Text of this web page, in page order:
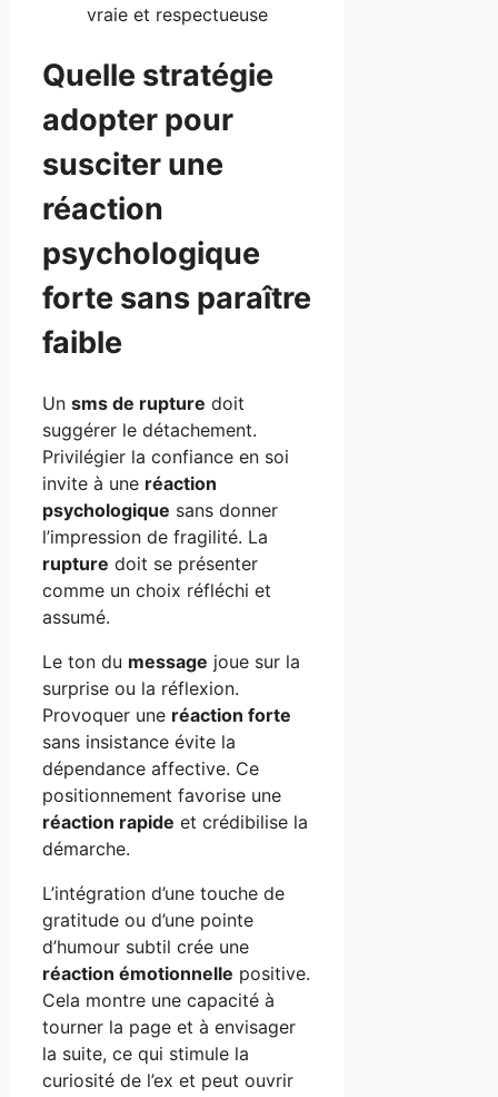
vraie et respectueuse
Quelle stratégie
adopter pour
susciter une
réaction
psychologique
forte sans paraître
faible
Un sms de rupture doit
suggérer le détachement.
Privilégier la confiance en soi
invite à une réaction
psychologique sans donner
l’impression de fragilité. La
rupture doit se présenter
comme un choix réfléchi et
assumé.
Le ton du message joue sur la
surprise ou la réflexion.
Provoquer une réaction forte
sans insistance évite la
dépendance affective. Ce
positionnement favorise une
réaction rapide et crédibilise la
démarche.
L’intégration d’une touche de
gratitude ou d’une pointe
d’humour subtil crée une
réaction émotionnelle positive.
Cela montre une capacité à
tourner la page et à envisager
la suite, ce qui stimule la
curiosité de l’ex et peut ouvrir